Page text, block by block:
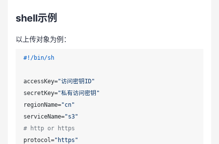
shell示例
以上传对象为例：
#!/bin/sh
accessKey="访问密钥ID"
secretKey="私有访问密钥"
regionName="cn"
serviceName="s3"
# http or https
protocol="https"